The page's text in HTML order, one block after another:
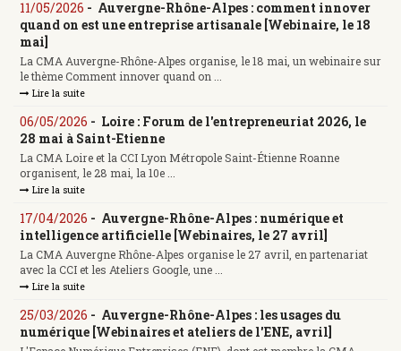
11/05/2026 - Auvergne-Rhône-Alpes : comment innover
quand on est une entreprise artisanale [Webinaire, le 18
mai]
La CMA Auvergne-Rhône-Alpes organise, le 18 mai, un webinaire sur
le thème Comment innover quand on ...
Lire la suite
06/05/2026 - Loire : Forum de l'entrepreneuriat 2026, le
28 mai à Saint-Etienne
La CMA Loire et la CCI Lyon Métropole Saint-Étienne Roanne
organisent, le 28 mai, la 10e ...
Lire la suite
17/04/2026 - Auvergne-Rhône-Alpes : numérique et
intelligence artificielle [Webinaires, le 27 avril]
La CMA Auvergne Rhône-Alpes organise le 27 avril, en partenariat
avec la CCI et les Ateliers Google, une ...
Lire la suite
25/03/2026 - Auvergne-Rhône-Alpes : les usages du
numérique [Webinaires et ateliers de l'ENE, avril]